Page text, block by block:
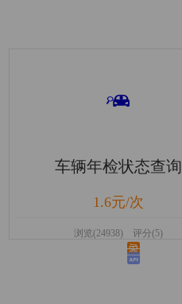
车辆年检状态查询
1.6元/次
浏览(24938) 评分(5)